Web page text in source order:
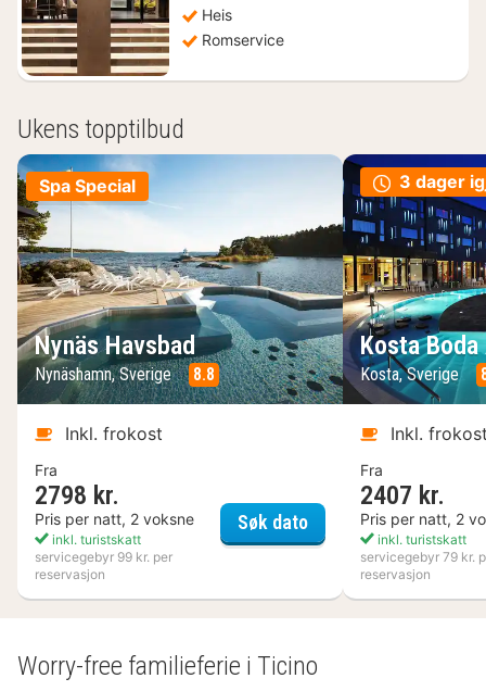
Heis
Romservice
Ukens topptilbud
Spa Special
Nynäs Havsbad
Nynäshamn, Sverige 8.8
Inkl. frokost
Fra
2798 kr.
Pris per natt, 2 voksne
inkl. turistskatt
servicegebyr 99 kr. per
reservasjon
Søk datoNynäs Havsbad
3 dager
Kosta
Kosta, Sverige
Inkl.
Fra
2407 kr.
Pris per natt, 2
inkl. turistskatt
servicegebyr 79 kr.
reservasjon
Worry-free familieferie i Ticino